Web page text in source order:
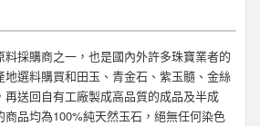
採購商之一，也是國內外許多珠寶業者的
選料購買和田玉、青金石、紫玉髓、金絲
再送回自有工廠製成高品質的成品及半成
商品均為100%純天然玉石，絕無任何染色